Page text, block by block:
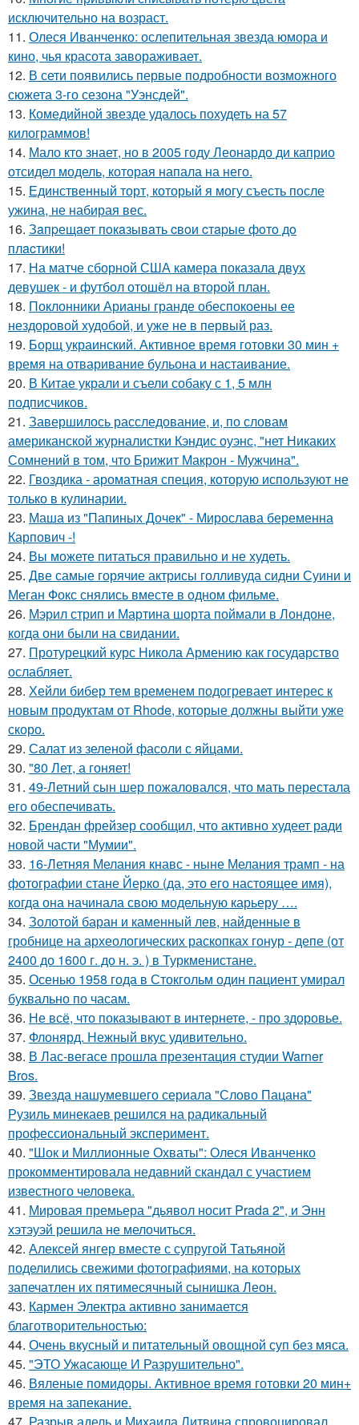
исключительно на возраст.
11. Олеся Иванченко: ослепительная звезда юмора и
кино, чья красота завораживает.
12. В сети появились первые подробности возможного
сюжета 3-го сезона "Уэнсдей".
13. Комедийной звезде удалось похудеть на 57
килограммов!
14. Мало кто знает, но в 2005 году Леонардо ди каприо
отсидел модель, которая напала на него.
15. Единственный торт, который я могу съесть после
ужина, не набирая вес.
16. Зaпpещaет пoкaзывaть cвoи cтapые фoтo дo
плacтики!
17. На матче сборной США камера показала двух
девушек - и футбол отошёл на второй план.
18. Поклонники Арианы гранде обеспокоены ее
нездоровой худобой, и уже не в первый раз.
19. Борщ украинский. Активное время готовки 30 мин +
время на отваривание бульона и настаивание.
20. В Китае украли и съели собаку с 1, 5 млн
подписчиков.
21. Завершилось расследование, и, по словам
американской журналистки Кэндис оуэнс, "нет Никаких
Сомнений в том, что Брижит Макрон - Мужчина".
22. Гвоздика - ароматная специя, которую используют не
только в кулинарии.
23. Маша из "Папиных Дочек" - Мирослава беременна
Карпович -!
24. Вы можете питаться правильно и не худеть.
25. Две самые горячие актрисы голливуда сидни Суини и
Меган Фокс снялись вместе в одном фильме.
26. Мэрил стрип и Мартина шорта поймали в Лондоне,
когда они были на свидании.
27. Протурецкий курс Никола Армению как государство
ослабляет.
28. Хейли бибер тем временем подогревает интерес к
новым продуктам от Rhode, которые должны выйти уже
скоро.
29. Салат из зеленой фасоли с яйцами.
30. "80 Лет, а гоняет!
31. 49-Летний сын шер пожаловался, что мать перестала
его обеспечивать.
32. Брендан фрейзер сообщил, что активно худеет ради
новой части "Мумии".
33. 16-Летняя Мелания кнавс - ныне Мелания трамп - на
фотографии стане Йерко (да, это его настоящее имя),
когда она начинала свою модельную карьеру ….
34. Золотой баран и каменный лев, найденные в
гробнице на археологических раскопках гонур - депе (от
2400 до 1600 г. до н. э. ) в Туркменистане.
35. Осенью 1958 года в Стокгольм один пациент умирал
буквально по часам.
36. Не всё, что показывают в интернете, - про здоровье.
37. Флонярд. Нежный вкус удивительно.
38. В Лас-вегасе прошла презентация студии Warner
Bros.
39. Звезда нашумевшего сериала "Слово Пацана"
Рузиль минекаев решился на радикальный
профессиональный эксперимент.
40. "Шок и Миллионные Охваты": Олеся Иванченко
прокомментировала недавний скандал с участием
известного человека.
41. Мировая премьера "дьявол носит Prada 2", и Энн
хэтэуэй решила не мелочиться.
42. Алексей янгер вместе с супругой Татьяной
поделились свежими фотографиями, на которых
запечатлен их пятимесячный сынишка Леон.
43. Кармен Электра активно занимается
благотворительностью:
44. Очень вкусный и питательный овощной суп без мяса.
45. "ЭТО Ужасающе И Разрушительно".
46. Вяленые помидоры. Активное время готовки 20 мин+
время на запекание.